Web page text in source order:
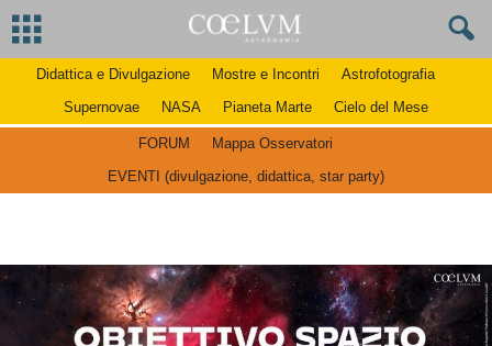
Didattica e Divulgazione Mostre e Incontri
Astrofotografia
Supernovae
NASA Pianeta Marte Cielo del Mese
FORUM
Mappa Osservatori
EVENTI (divulgazione, didattica, star party)